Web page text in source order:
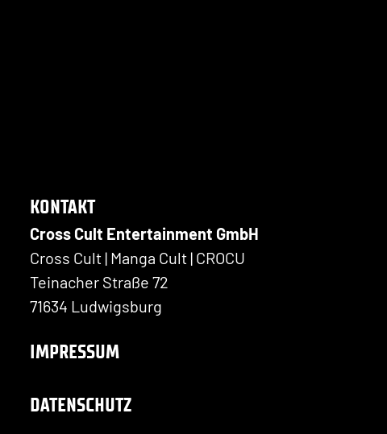
KONTAKT
Cross Cult Entertainment GmbH
Cross Cult | Manga Cult | CROCU
Teinacher Straße 72
71634 Ludwigsburg
IMPRESSUM
DATENSCHUTZ